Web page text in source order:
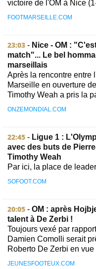
victoire de l'OM à Nice
FOOTMARSEILLE.COM
23:03 - Nice - OM :
match"... Le bel
marseillais
Après la rencontre entre
Marseille en ouverture
Timothy Weah a pris la
ONZEMONDIAL.COM
22:45 - Ligue 1 :
avec des buts de
Timothy Weah
Par ici, la place de
SOFOOT.COM
20:05 - OM : après
talent à De Zerbi !
Toujours vexé par
Damien Comolli serait
Roberto De Zerbi en
JEUNESFOOTEUX.COM